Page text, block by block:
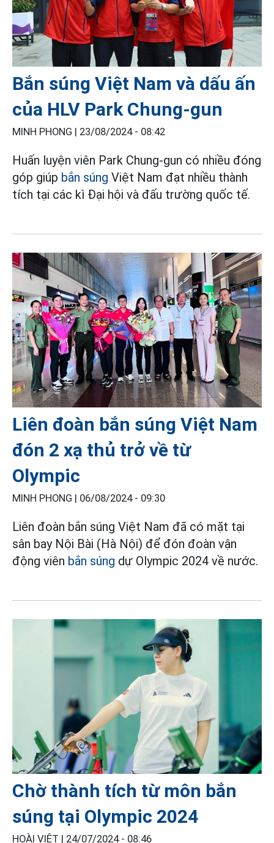
Bắn súng Việt Nam và dấu ấn
của HLV Park Chung-gun
MINH PHONG | 23/08/2024 - 08:42
Huấn luyện viên Park Chung-gun có nhiều đóng
góp giúp bắn súng Việt Nam đạt nhiều thành
tích tại các kì Đại hội và đấu trường quốc tế.
Liên đoàn bắn súng Việt Nam
đón 2 xạ thủ trở về từ
Olympic
MINH PHONG | 06/08/2024 - 09:30
Liên đoàn bắn súng Việt Nam đã có mặt tại
sân bay Nội Bài (Hà Nội) để đón đoàn vận
động viên bắn súng dự Olympic 2024 về nước.
Chờ thành tích từ môn bắn
súng tại Olympic 2024
HOÀI VIỆT | 24/07/2024 - 08:46